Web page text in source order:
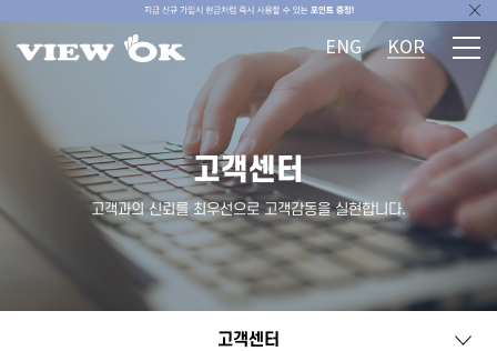
ENG KOR
고객센터
고객과의 신뢰를 최우선으로 고객감동을 실현합니다.
고객센터